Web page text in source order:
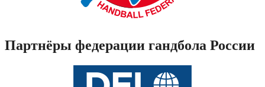
Партнёры федерации гандбола России